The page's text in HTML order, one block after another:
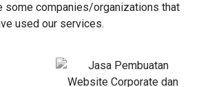
some companies/organizations that
used our services.